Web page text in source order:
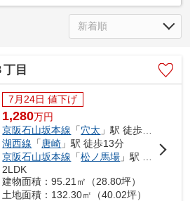
目
7月24日 値下げ
1,280万円
京阪石山坂本線 「穴太 」駅 徒歩3分
湖西線 「 唐崎 」駅 徒歩13分
京阪石山坂本線 「松ノ馬場 」駅 徒歩21分
2LDK
建物面積：95.21㎡（28.80坪）
土地面積：132.30㎡（40.02坪）